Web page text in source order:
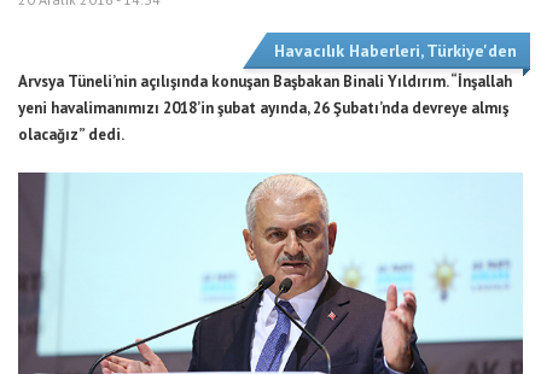
Havacılık Haberleri,Türkiye'den
Arvsya Tüneli’nin açılışında konuşan Başbakan Binali Yıldırım. “İnşallah
yeni havalimanımızı 2018’in şubat ayında, 26 Şubatı’nda devreye almış
olacağız” dedi.